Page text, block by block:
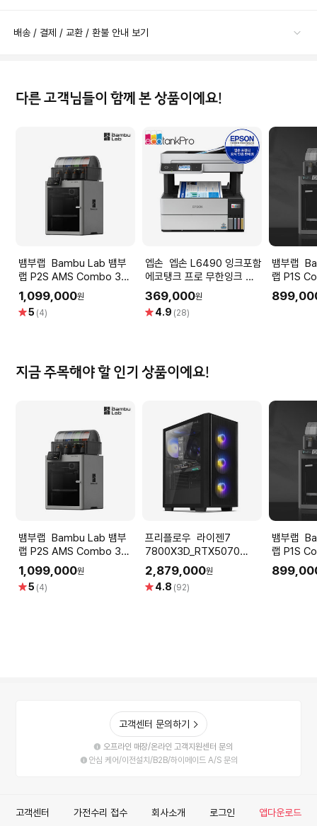
배송 / 결제 / 교환 / 환불 안내 보기
다른 고객님들이 함께 본 상품이에요!
뱀부랩 Bambu Lab 뱀부
랩 P2S AMS Combo 3D
프린터
1,099,000원
별5 (4)
엡손 엡손 L6490 잉크포함
에코탱크 프로 무한잉크 프
린터 복합기 자동양면인쇄
팩스
369,000원
별 4.9 (28)
뱀부랩 Bambu Lab 뱀부
랩 P1S
지금 주목해야 할 인기 상품이에요!
뱀부랩 Bambu Lab 뱀부
랩 P2S AMS Combo 3D
프린터
1,099,000원
별5 (4)
프리플로우 라이젠7
7800X3D_RTX5070
12GB 컴퓨터본체 (ULTRA
GAMING X7 A57L) AMD
게이밍컴퓨터 조립PC
2,879,000원
별 4.8 (92)
뱀부랩 Bambu Lab 뱀부
랩 P1S
고객센터 문의하기
오프라인 매장/온라인 고객지원센터 문의
안심 케어/이전설치/B2B/하이메이드 A/S 문의
고객센터 가전수리 접수 회사소개 로그인 앱다운로드